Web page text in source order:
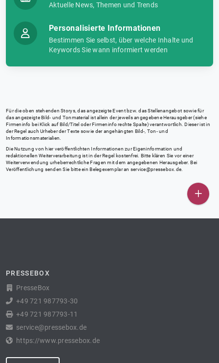
Aktuelle News, Themen und Trends
Personalisierte Informationen
Bestimmen Sie selbst, über welche Inhalte und
Keywords Sie wann informiert werden
Für die oben stehenden Storys, das angezeigte Event bzw. das Stellenangebot sowie für
das angezeigte Bild- und Tonmaterial ist allein der jeweils angegebene Herausgeber (siehe
Firmeninfo bei Klick auf Bild/Titel oder Firmeninfo rechte Spalte) verantwortlich. Dieser ist in
der Regel auch Urheber der Texte sowie der angehängten Bild-, Ton- und
Informationsmaterialien.
Die Nutzung von hier veröffentlichten Informationen zur Eigeninformation und
redaktionellen Weiterverarbeitung ist in der Regel kostenfrei. Bitte klären Sie vor einer
Weiterverwendung urheberrechtliche Fragen mit dem angegebenen Herausgeber. Bei
Veröffentlichung senden Sie bitte ein Belegexemplar an service@pressebox.de
PRESSEBOX
PresseBox
+49 721 987793-30
+49 721 987793-11
service@pressebox.de
https://www.pressebox.de